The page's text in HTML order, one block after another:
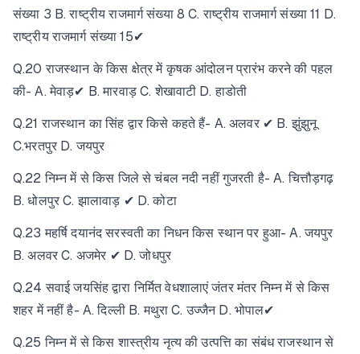
संख्या 3 B. राष्ट्रीय राजमार्ग संख्या 8 C. राष्ट्रीय राजमार्ग संख्या 11 D.
राष्ट्रीय राजमार्ग संख्या 15✔
Q.20 राजस्थान के किस क्षेत्र में कृषक आंदोलन प्रारंभ करने की पहल
की- A. मेवाड़✔ B. मारवाड़ C. शेखावाटी D. हाडोती
Q.21 राजस्थान का सिंह द्वार किसे कहते हैं- A. अलवर ✔ B. झुंझुनू
C.भरतपुर D. जयपुर
Q.22 निम्न में से किस जिले से चंबल नदी नहीं गुजरती है- A. चित्तौड़गढ़
B. धोलपुर C. झालावाड़ ✔ D. कोटा
Q.23 महर्षि दयानंद सरस्वती का निधन किस स्थान पर हुआ- A. जयपुर
B. अलवर C. अजमेर ✔ D. जोधपुर
Q.24 सवाई जयसिंह द्वारा निर्मित वेधशालाएं जंतर मंतर निम्न में से किस
शहर में नहीं है- A. दिल्ली B. मथुरा C. उज्जैन D. भोपाल✔
Q.25 निम्न में से किस शास्त्रीय नृत्य की उत्पत्ति का संबंध राजस्थान से